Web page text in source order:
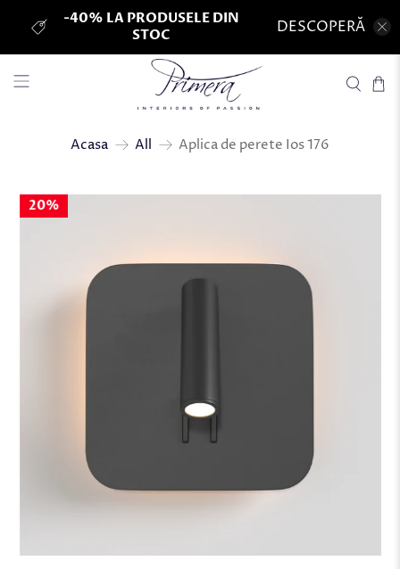
-40% LA PRODUSELE DIN
STOC
DESCOPERĂ
Acasa All Aplica de perete Ios 176
20%